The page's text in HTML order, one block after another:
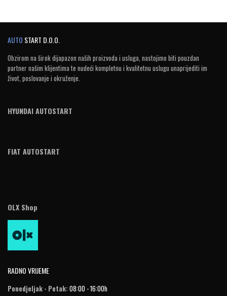
AUTO START D.O.O.
Obzirom na širok dijapazon naših proizvoda i usluga, nastojimo biti pouzdan
partner našim klijentima te nudeći kompletnu i kvalitetnu uslugu unaprijediti im
život, poslovanje i okruženje.
HYUNDAI AUTOSTART
FIAT AUTOSTART
OLX Shop
RADNO VRIJEME
Ponedjeljak - Petak: 08:00 - 16:00h